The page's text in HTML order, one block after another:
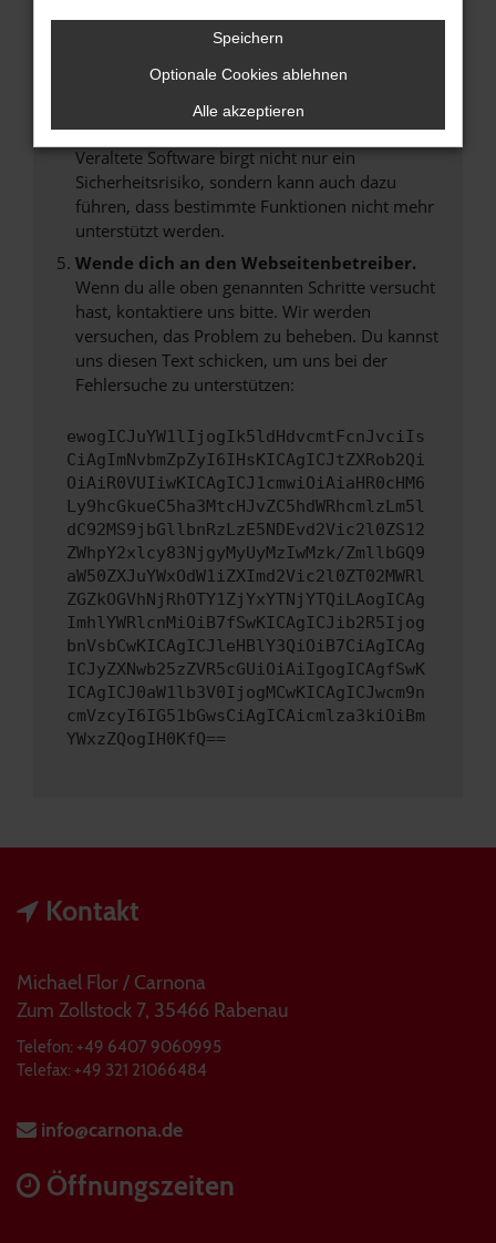
Das kann manchmal helfen, vorübergehende
Probleme zu beheben.
Stelle sicher, dass dein Browser und dein
Betriebssystem auf dem neuesten Stand
sind.
Veraltete Software birgt nicht nur ein
Sicherheitsrisiko, sondern kann auch dazu
führen, dass bestimmte Funktionen nicht mehr
unterstützt werden.
Wende dich an den Webseitenbetreiber.
Wenn du alle oben genannten Schritte versucht
hast, kontaktiere uns bitte. Wir werden
versuchen, das Problem zu beheben. Du kannst
uns diesen Text schicken, um uns bei der
Fehlersuche zu unterstützen:
ewogICJuYW1lIjogIk5ldHdvcmtFcnJvciIs
CiAgImNvbmZpZyI6IHsKICAgICJtZXRob2Qi
OiAiR0VUIiwKICAgICJ1cmwiOiAiaHR0cHM6
Ly9hcGkueC5ha3MtcHJvZC5hdWRhcmlzLm5l
dC92MS9jbGllbnRzLzE5NDEvd2Vic2l0ZS12
ZWhpY2xlcy83NjgyMyUyMzIwMzk/ZmllbGQ9
aW50ZXJuYWxOdW1iZXImd2Vic2l0ZT02MWRl
ZGZkOGVhNjRhOTY1ZjYxYTNjYTQiLAogICAg
ImhlYWRlcnMiOiB7fSwKICAgICJib2R5Ijog
bnVsbCwKICAgICJleHBlY3QiOiB7CiAgICAg
ICJyZXNwb25zZVR5cGUiOiAiIgogICAgfSwK
ICAgICJ0aW1lb3V0IjogMCwKICAgICJwcm9n
cmVzcyI6IG51bGwsCiAgICAicmlza3kiOiBm
YWxzZQogIH0KfQ==
Kontakt
Michael Flor / Carnona
Zum Zollstock 7, 35466 Rabenau
Telefon: +49 6407 9060995
Telefax: +49 321 21066484
info@carnona.de
Öffnungszeiten
Speichern
Optionale Cookies ablehnen
Alle akzeptieren